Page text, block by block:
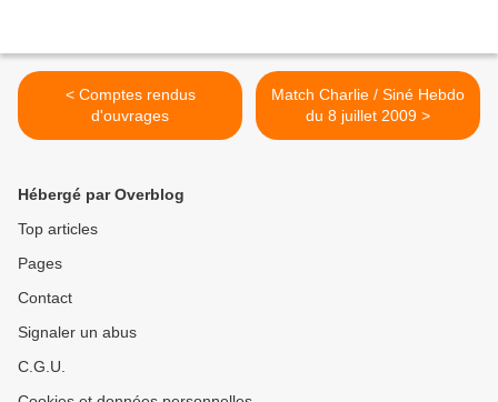
< Comptes rendus
d'ouvrages
Match Charlie / Siné Hebdo
du 8 juillet 2009 >
Hébergé par Overblog
Top articles
Pages
Contact
Signaler un abus
C.G.U.